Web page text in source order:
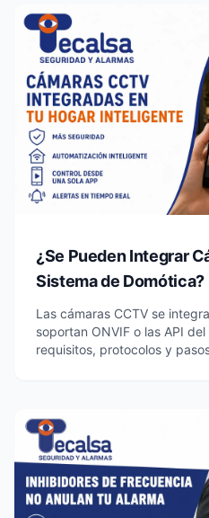
¿Se Pueden Integrar
Sistema de Domótica?
Las cámaras CCTV se
soportan ONVIF o las API
requisitos, protocolos y